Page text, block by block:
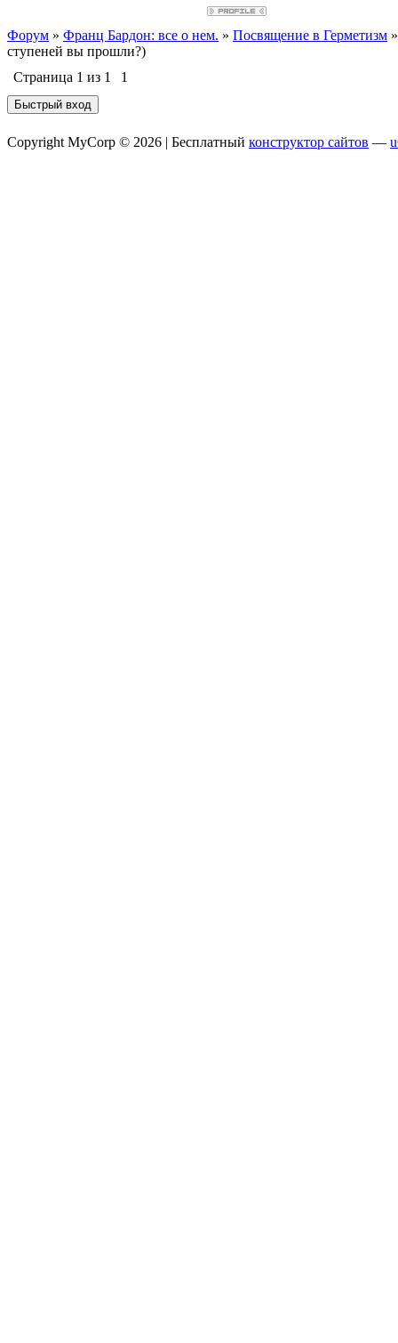
Форум » Франц Бардон: все о нем. » Посвящение в Герметизм »
ступеней вы прошли?)
Страница 1 из 1 1
Copyright MyCorp © 2026 | Бесплатный конструктор сайтов —